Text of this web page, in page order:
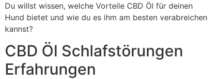
Du willst wissen, welche Vorteile CBD Öl für deinen
Hund bietet und wie du es ihm am besten verabreichen
kannst?
CBD Öl Schlafstörungen
Erfahrungen